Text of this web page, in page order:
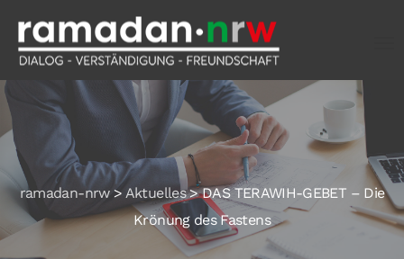
ramadan-nrw> Aktuelles>DAS TERAWIH-GEBET – Die
Krönung des Fastens